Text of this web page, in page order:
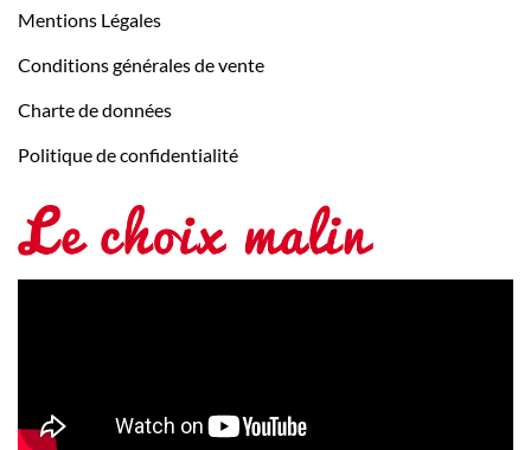
Mentions Légales
Conditions générales de vente
Charte de données
Politique de confidentialité